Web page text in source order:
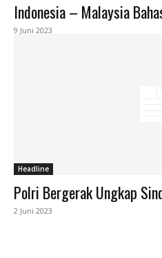
Indonesia – Malaysia
9 Juni 2023
Headline
Polri Bergerak Ungkap
2 Juni 2023